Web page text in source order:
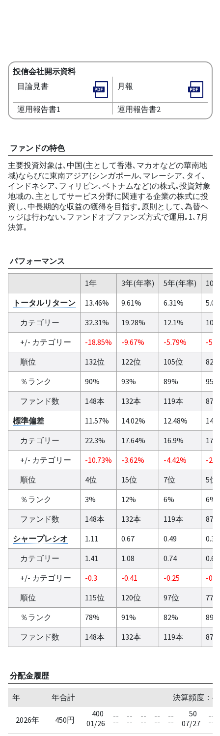
投信会社開示資料
目論見書
月報
運用報告書1 運用報告書2
ファンドの特色
主要投資対象は､中国(主として香港､マカオなどの華南地
域)ならびに東南アジア(シンガポール､マレーシア､タイ､
インドネシア､フィリピン､ベトナムなど)の株式｡投資対象
地域の､主としてサービス分野に関連する企業の株式に投
資し､中長期的な収益の獲得を目指す｡原則として､為替ヘ
ッジは行わない｡ファンドオブファンズ方式で運用｡1､7月
決算｡
パフォーマンス
1年 3年(年率) 5年(年率)
10
トータルリターン
13.46% 9.61% 6.31%
カテゴリー
32.31% 19.28% 12.1%
+/- カテゴリー
-18.85% -9.67% -5.79%
-
順位
132位 122位 105位
82
％ランク
90% 93% 89%
95%
ファンド数
148本 132本 119本
87
標準偏差
11.57% 14.02% 12.48%
カテゴリー
22.3% 17.64% 16.9%
+/- カテゴリー
-10.73% -3.62% -4.42%
-
順位
4位 15位 7位
5位
％ランク
3% 12% 6%
6%
ファンド数
148本 132本 119本
87
シャープレシオ
1.11 0.67 0.49
0.33
カテゴリー
1.41 1.08 0.74
0.6
+/- カテゴリー
-0.3 -0.41 -0.25
-
順位
115位 120位 97位
77
％ランク
78% 91% 82%
89%
ファンド数
148本 132本 119本 87
分配金履歴
年 年合計 決算頻度：
2026年 450円
400
01/26
--
--
--
--
--
--
--
--
--
--
50
07/27
--
--